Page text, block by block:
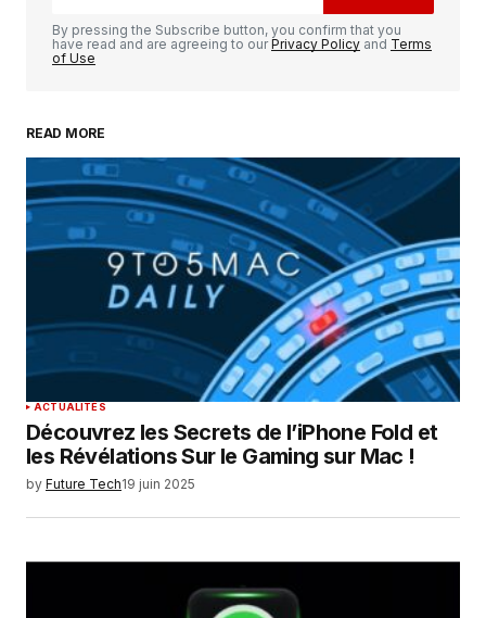
Your Name
Your E-mail*
Enregistrer mon nom, mon e-mail et mon
site dans le navigateur pour mon prochain
commentaire.
By pressing the Subscribe button, you confirm that you
have read and are agreeing to ourPrivacy Policy and Terms
of Use
READ MORE
ACTUALITÉS
Découvrez les Secrets de l’iPhone Fold et
les Révélations Sur le Gaming sur Mac !
by Future Tech19 juin 2025